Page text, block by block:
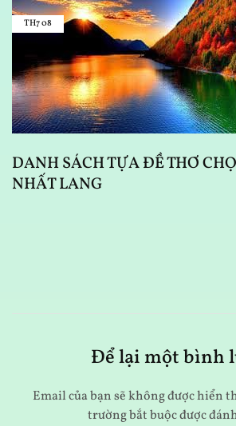
TH708
DANH SÁCH TỰA ĐỀ THƠ
NHẤT LANG
Để lại một bình
Email của bạn sẽ không được hiển
trường bắt buộc được